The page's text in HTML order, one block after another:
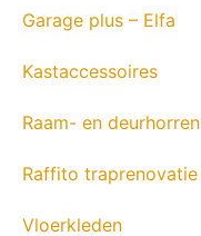
Garage plus – Elfa
Kastaccessoires
Raam- en deurhorren
Raffito traprenovatie
Vloerkleden